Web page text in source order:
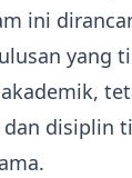
ini
yang
disiplin